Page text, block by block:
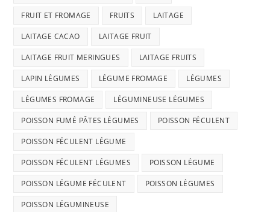
FRUIT ET FROMAGE FRUITS LAITAGE
LAITAGE CACAO LAITAGE FRUIT
LAITAGE FRUIT MERINGUES LAITAGE FRUITS
LAPIN LÉGUMES LÉGUME FROMAGE LÉGUMES
LÉGUMES FROMAGE LÉGUMINEUSE LÉGUMES
POISSON FUMÉ PÂTES LÉGUMES POISSON FÉCULENT
POISSON FÉCULENT LÉGUME
POISSON FÉCULENT LÉGUMES POISSON LÉGUME
POISSON LÉGUME FÉCULENT POISSON LÉGUMES
POISSON LÉGUMINEUSE